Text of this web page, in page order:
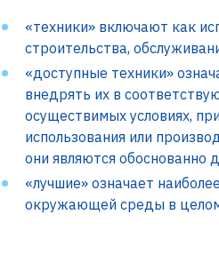
«техники» включают как
строительства,
«доступные техники»
внедрять их в
осуществимых условиях,
использования или
они являются обоснованно
«лучшие» означает
окружающей среды в